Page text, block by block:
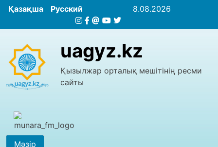
Қазақша Русский 8.08.2026
uagyz.kz
Қызылжар орталық мешітінің ресми
сайты
Мәзір